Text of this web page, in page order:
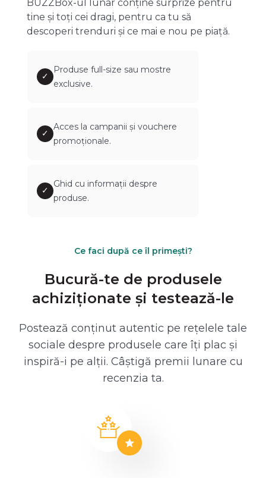
BUZZBox-ul lunar conține surprize pentru
tine și toți cei dragi, pentru ca tu să
descoperi trenduri și ce mai e nou pe piață.
✓
Produse full-size sau mostre
exclusive.
✓
Acces la campanii și vouchere
promoționale.
✓
Ghid cu informații despre
produse.
Ce faci după ce îl primești?
Bucură-te de produsele
achiziționate și testează-le
Postează conținut autentic pe rețelele tale
sociale despre produsele care îți plac și
inspiră-i pe alții. Câștigă premii lunare cu
recenzia ta.